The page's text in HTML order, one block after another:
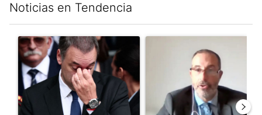
Noticias en Tendencia
Un artículo de tendencia con el título "El fiscal intimó a